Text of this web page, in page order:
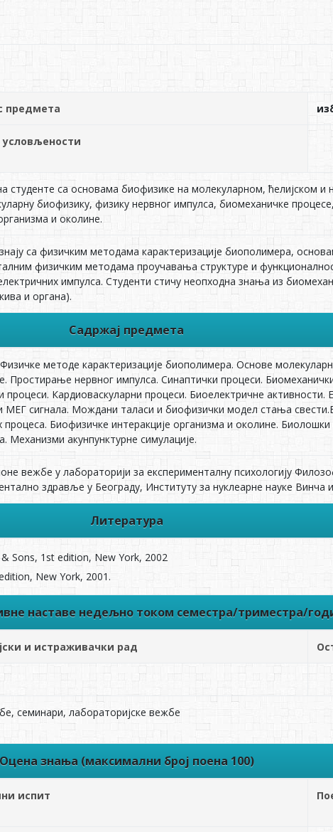
предмета
студенте са основама биофизике на молекуларном, ћелијском и
биофизику, физику нервног импулса, биомеханичке
и околине.
са физичким методама карактеризације биополимера,
физичким методама проучавања структуре и
импулса. Студенти стичу неопходна знања из
и органа).
Садржај предмета
методе карактеризације биополимера. Основе
Простирање нервног импулса. Синаптички процеси.
процеси. Кардиоваскуларни процеси. Биоелектричне активности.
МЕГ сигнала. Мождани таласи и биофизички модел стања
Биофизичке интеракције организма и околине.
Механизми акунпунктурне симулације.
вежбе у лабораторији за експерименталну психологију
здравље у Београду, Институту за нуклеарне науке Винча
Литература
Sons, 1st edition, New York, 2002
New York, 2001.
наставе недељно током семестра/триместра/
и истраживачки рад
семинари, лабораторијске вежбе
Оцена знања (максимални број поена 100)
испит